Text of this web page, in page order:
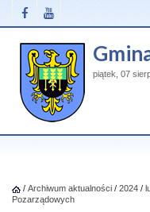
piątek, 07
/ Archiwum aktualności / 2024 /
Pozarządowych